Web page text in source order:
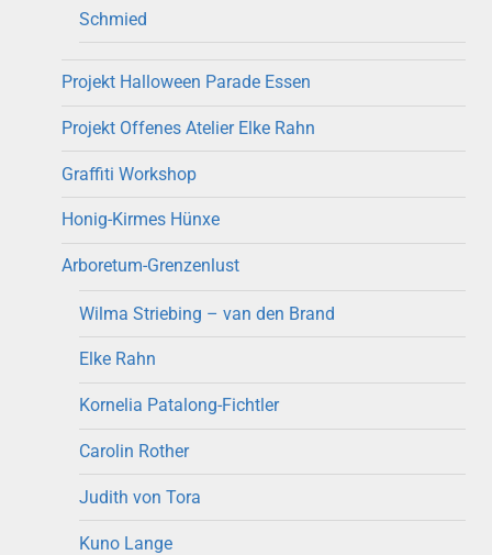
Schmied
Projekt Halloween Parade Essen
Projekt Offenes Atelier Elke Rahn
Graffiti Workshop
Honig-Kirmes Hünxe
Arboretum-Grenzenlust
Wilma Striebing – van den Brand
Elke Rahn
Kornelia Patalong-Fichtler
Carolin Rother
Judith von Tora
Kuno Lange